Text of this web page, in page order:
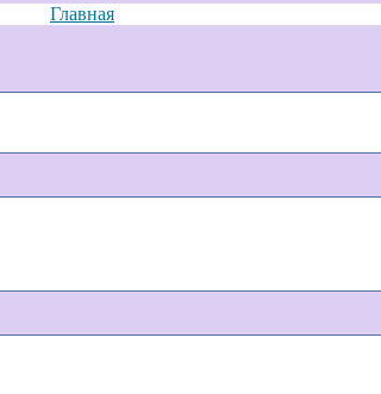
Главная